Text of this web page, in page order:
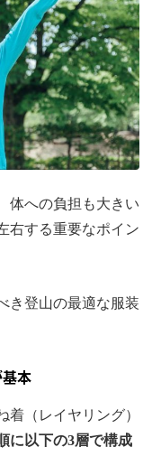
体への負担も大きい
右する重要なポイン
き登山の最適な服装
本
（レイヤリング）
に以下の3層で構成